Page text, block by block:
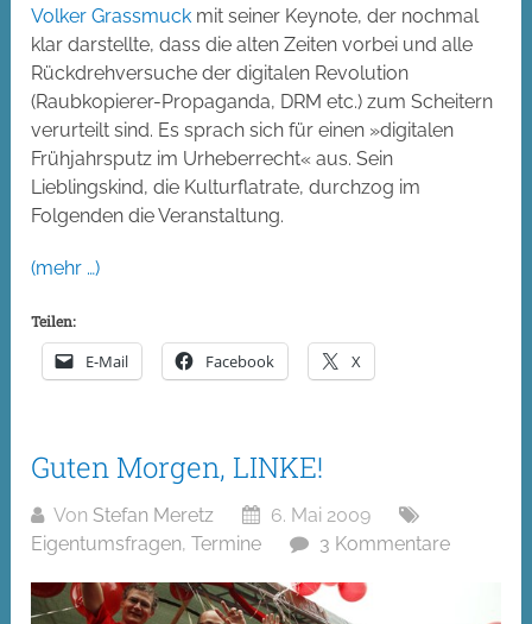
Volker Grassmuck mit seiner Keynote, der nochmal
klar darstellte, dass die alten Zeiten vorbei und alle
Rückdrehversuche der digitalen Revolution
(Raubkopierer-Propaganda, DRM etc.) zum Scheitern
verurteilt sind. Es sprach sich für einen »digitalen
Frühjahrsputz im Urheberrecht« aus. Sein
Lieblingskind, die Kulturflatrate, durchzog im
Folgenden die Veranstaltung.
(mehr …)
Teilen:
E-Mail Facebook X
Guten Morgen, LINKE!
Von Stefan Meretz
6. Mai 2009
Eigentumsfragen,Termine 3 Kommentare